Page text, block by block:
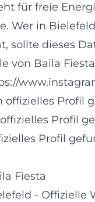
für freie
Wer in
sollte dieses
von Baila
offizielles Profil
Profil
Profil
Fiesta
- Offizielle